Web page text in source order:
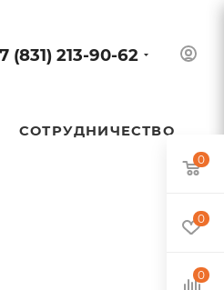
(831) 213-90-62
СОТРУДНИЧЕСТВО
0
0
0